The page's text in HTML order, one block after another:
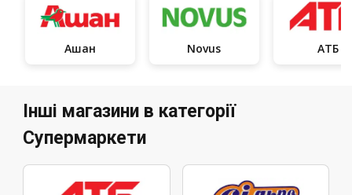
Ашан Novus АТБ
Інші магазини в категорії
Супермаркети